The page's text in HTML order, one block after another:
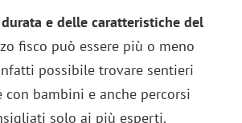
durata e delle caratteristiche del
fisco può essere più o meno
possibile trovare sentieri
bambini e anche percorsi
solo ai più esperti.